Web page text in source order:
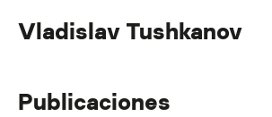
Vladislav Tushkanov
Publicaciones